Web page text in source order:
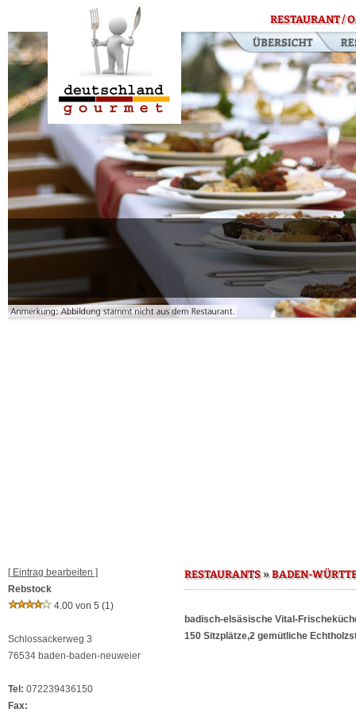
RESTAURANT /
[ Eintrag bearbeiten ]
Rebstock
4.00 von 5 (1)
Schlossackerweg 3
76534 baden-baden-neuweier
Tel: 072239436150
Fax:
RESTAURANTS»BADEN-
badisch-elsäsische Vital-
150 Sitzplätze,2 gemütliche